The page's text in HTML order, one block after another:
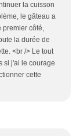
la cuisson
le gâteau a
premier côté,
la durée de
<br /> Le tout
si j'ai le courage
cette